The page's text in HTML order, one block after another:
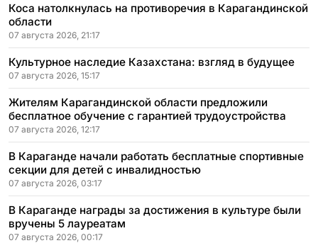
Коса натолкнулась на противоречия в Карагандинской
области
07 августа 2026, 21:17
Культурное наследие Казахстана: взгляд в будущее
07 августа 2026, 15:17
Жителям Карагандинской области предложили
бесплатное обучение с гарантией трудоустройства
07 августа 2026, 12:17
В Караганде начали работать бесплатные спортивные
секции для детей с инвалидностью
07 августа 2026, 03:17
В Караганде награды за достижения в культуре были
вручены 5 лауреатам
07 августа 2026, 00:17